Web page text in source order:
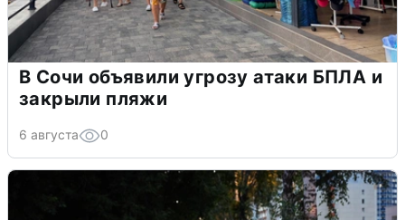
В Сочи объявили угрозу атаки БПЛА и
закрыли пляжи
6 августа 0